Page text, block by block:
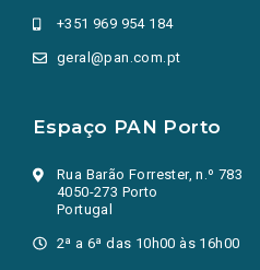
+351 969 954 184
geral@pan.com.pt
Espaço PAN Porto
Rua Barão Forrester, n.º 783
4050-273 Porto
Portugal
2ª a 6ª das 10h00 às 16h00